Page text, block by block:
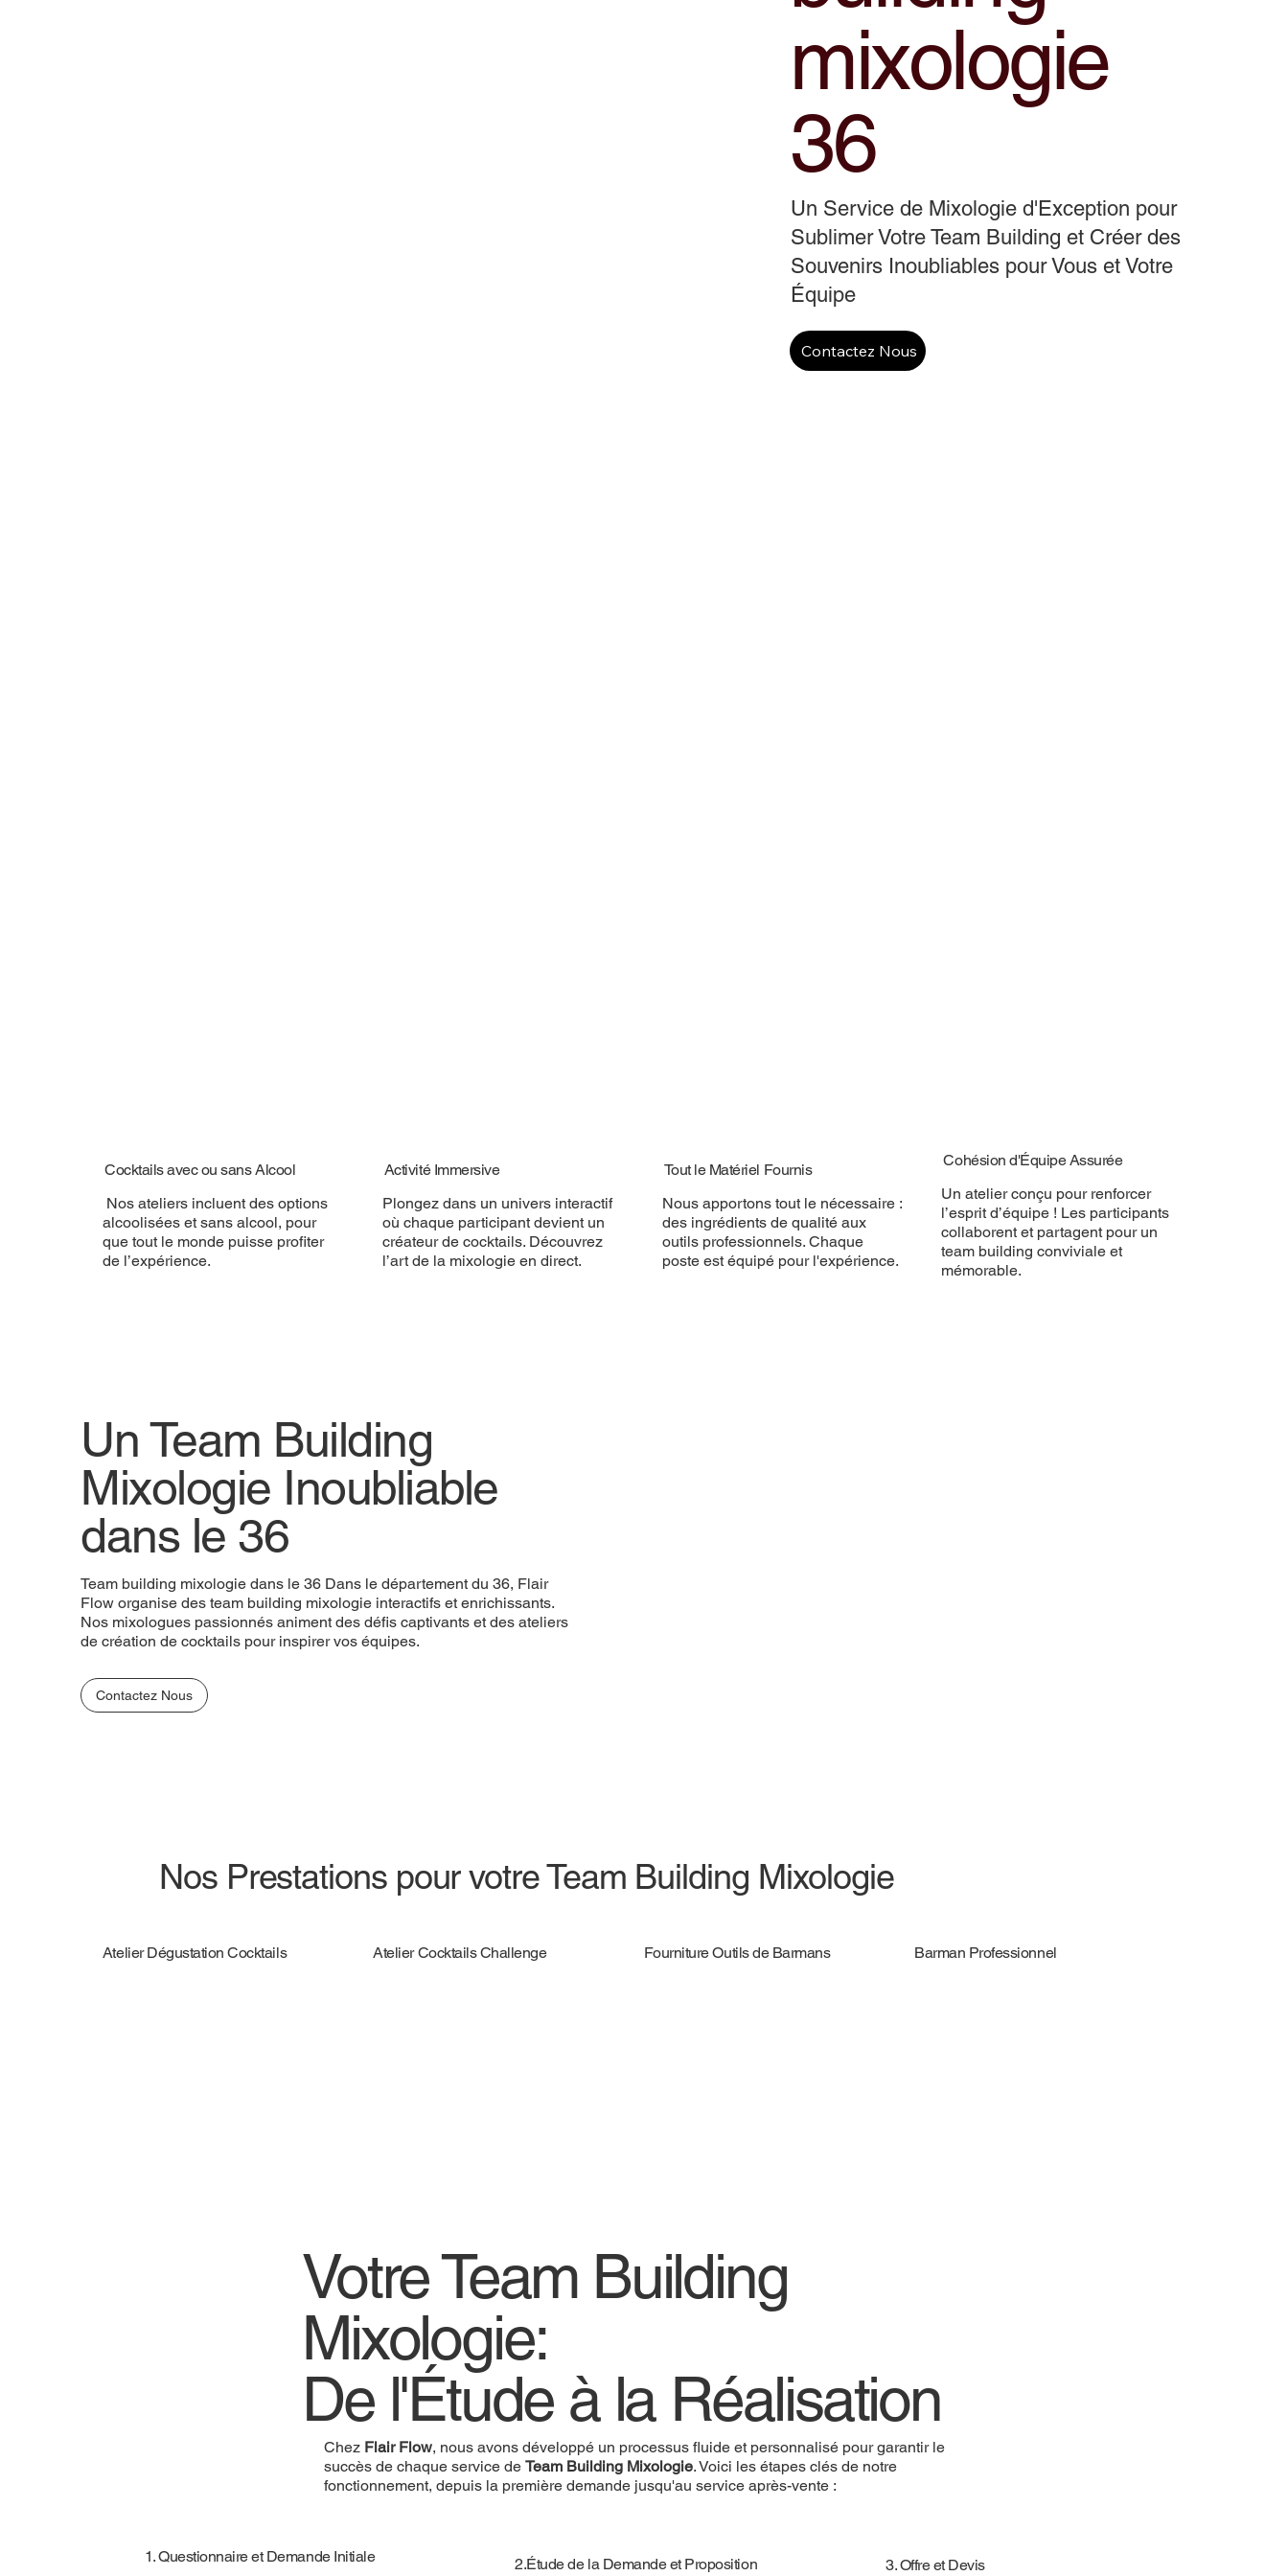
mixologie
36
Un Service de Mixologie d'Exception pour
Sublimer Votre Team Building et Créer des
Souvenirs Inoubliables pour Vous et Votre
Équipe
Contactez Nous
Cocktails avec ou sans Alcool
Nos ateliers incluent des options
alcoolisées et sans alcool, pour
que tout le monde puisse profiter
de l’expérience.
Activité Immersive
Plongez dans un univers interactif
où chaque participant devient un
créateur de cocktails. Découvrez
l’art de la mixologie en direct.
Tout le Matériel Fournis
Nous apportons tout le nécessaire :
des ingrédients de qualité aux
outils professionnels. Chaque
poste est équipé pour l'expérience.
Cohésion d'Équipe Assurée
Un atelier conçu pour renforcer
l’esprit d’équipe ! Les participants
collaborent et partagent pour un
team building conviviale et
mémorable.
Un Team Building
Mixologie Inoubliable
dans le 36
Team building mixologie dans le 36 Dans le département du 36, Flair
Flow organise des team building mixologie interactifs et enrichissants.
Nos mixologues passionnés animent des défis captivants et des ateliers
de création de cocktails pour inspirer vos équipes.
Contactez Nous
Nos Prestations pour votre Team Building Mixologie
Atelier Dégustation Cocktails Atelier Cocktails Challenge Fourniture Outils de Barmans Barman Professionnel
Votre Team Building
Mixologie:
De l'Étude à la Réalisation
Chez Flair Flow, nous avons développé un processus fluide et personnalisé pour garantir le
succès de chaque service deTeam Building Mixologie. Voici les étapes clés de notre
fonctionnement, depuis la première demande jusqu'au service après-vente :
1. Questionnaire et Demande Initiale
2.Étude de la Demande et Proposition
3. Offre et Devis